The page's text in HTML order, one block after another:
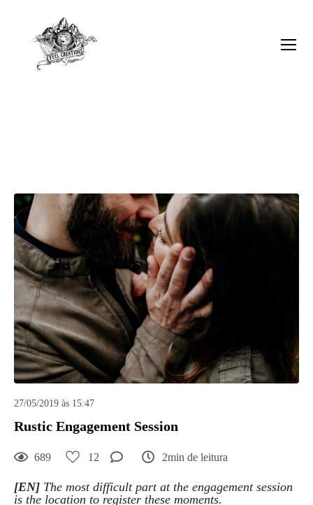
27/05/2019 às 15:47
Rustic Engagement Session
689 12 2min de leitura
[EN] The most difficult part at the engagement session
is the location to register these moments.